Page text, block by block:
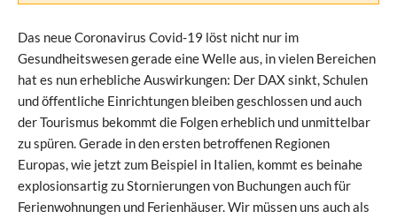
Das neue Coronavirus Covid-19 löst nicht nur im
Gesundheitswesen gerade eine Welle aus, in vielen Bereichen
hat es nun erhebliche Auswirkungen: Der DAX sinkt, Schulen
und öffentliche Einrichtungen bleiben geschlossen und auch
der Tourismus bekommt die Folgen erheblich und unmittelbar
zu spüren. Gerade in den ersten betroffenen Regionen
Europas, wie jetzt zum Beispiel in Italien, kommt es beinahe
explosionsartig zu Stornierungen von Buchungen auch für
Ferienwohnungen und Ferienhäuser. Wir müssen uns auch als